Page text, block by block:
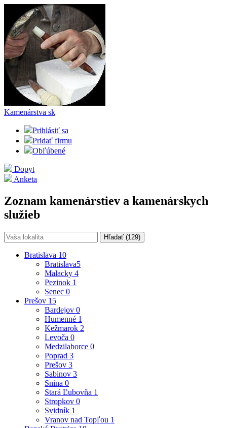
Kamenárstva sk
Prihlásiť sa
Pridať firmu
Obľúbené
Dopyt
Anketa
Zoznam kamenárstiev a kamenárskych
služieb
Hľadať (129)
Bratislava 10
Bratislava5
Malacky 4
Pezinok 1
Senec 0
Prešov 15
Bardejov 0
Humenné 1
Kežmarok 2
Levoča 0
Medzilaborce 0
Poprad 3
Prešov 3
Sabinov 3
Snina 0
Stará Ľubovňa 1
Stropkov 0
Svidník 1
Vranov nad Topľou 1